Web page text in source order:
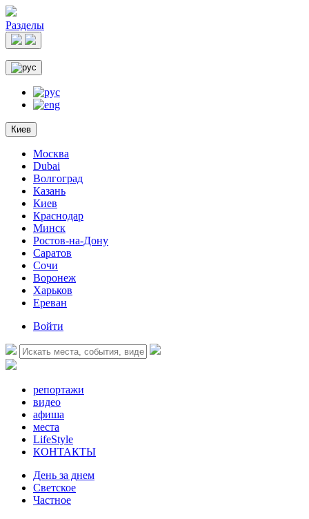
Разделы
Киев
Москва
Dubai
Волгоград
Казань
Киев
Краснодар
Минск
Ростов-на-Дону
Саратов
Сочи
Воронеж
Харьков
Ереван
Войти
репортажи
видео
афиша
места
LifeStyle
КОНТАКТЫ
День за днем
Светское
Частное